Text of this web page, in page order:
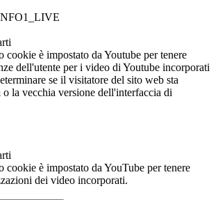
cookie è impostato da Youtube per tenere
dell'utente per i video di Youtube incorporati
se il visitatore del sito web sta
la vecchia versione dell'interfaccia di
cookie è impostato da YouTube per tenere
dei video incorporati.